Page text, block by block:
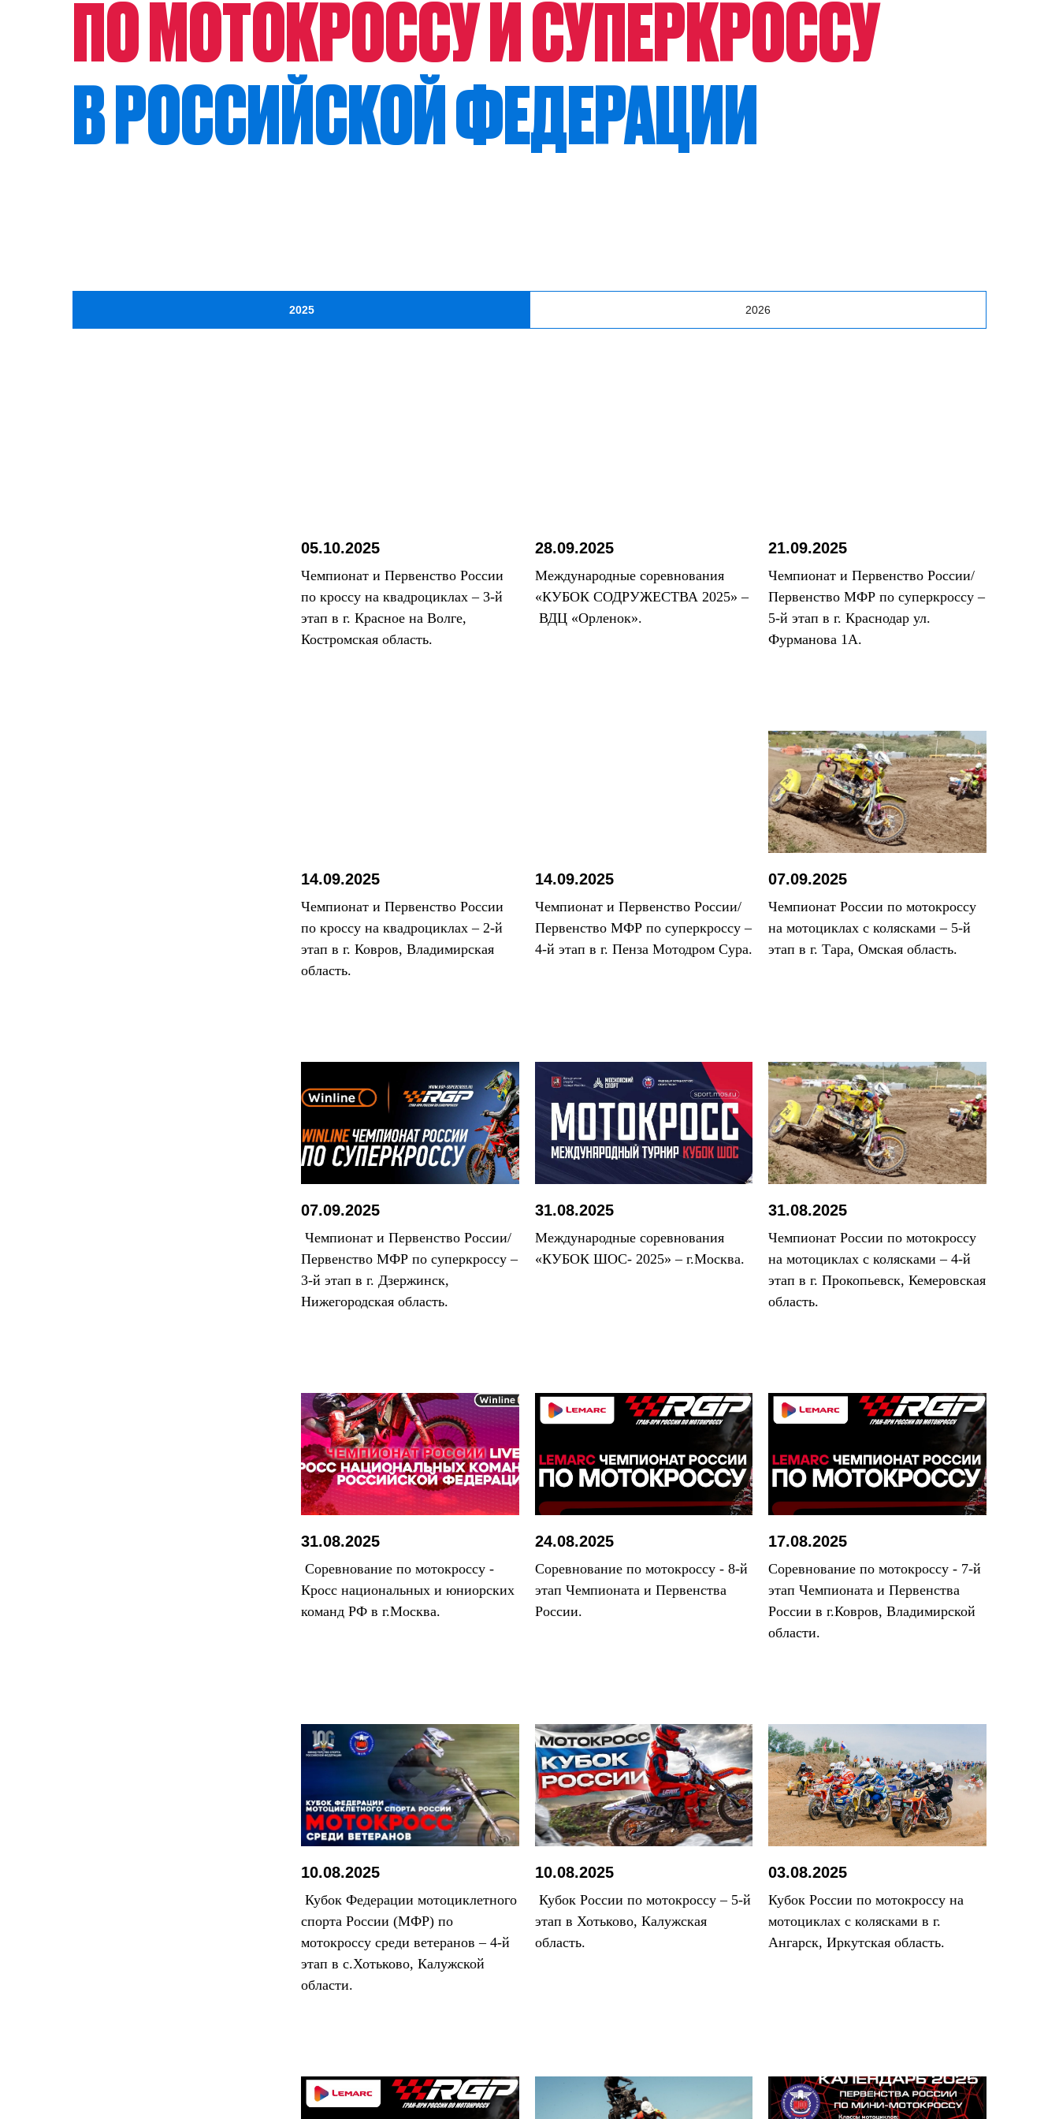
ПО МОТОКРОССУ И СУПЕРКРОССУ
В РОССИЙСКОЙ ФЕДЕРАЦИИ
2025 2026
05.10.2025
Чемпионат и Первенство России
по кроссу на квадроциклах – 3-й
этап в г. Красное на Волге,
Костромская область.
28.09.2025
Международные соревнования
«КУБОК СОДРУЖЕСТВА 2025» –
ВДЦ «Орленок».
21.09.2025
Чемпионат и Первенство России/
Первенство МФР по суперкроссу –
5-й этап в г. Краснодар ул.
Фурманова 1А.
14.09.2025
Чемпионат и Первенство России
по кроссу на квадроциклах – 2-й
этап в г. Ковров, Владимирская
область.
14.09.2025
Чемпионат и Первенство России/
Первенство МФР по суперкроссу –
4-й этап в г. Пенза Мотодром Сура.
07.09.2025
Чемпионат России по мотокроссу
на мотоциклах с колясками – 5-й
этап в г. Тара, Омская область.
07.09.2025
Чемпионат и Первенство России/
Первенство МФР по суперкроссу –
3-й этап в г. Дзержинск,
Нижегородская область.
31.08.2025
Международные соревнования
«КУБОК ШОС- 2025» – г.Москва.
31.08.2025
Чемпионат России по мотокроссу
на мотоциклах с колясками – 4-й
этап в г. Прокопьевск, Кемеровская
область.
31.08.2025
Соревнование по мотокроссу -
Кросс национальных и юниорских
команд РФ в г.Москва.
24.08.2025
Соревнование по мотокроссу - 8-й
этап Чемпионата и Первенства
России.
17.08.2025
Соревнование по мотокроссу - 7-й
этап Чемпионата и Первенства
России в г.Ковров, Владимирской
области.
10.08.2025
Кубок Федерации мотоциклетного
спорта России (МФР) по
мотокроссу среди ветеранов – 4-й
этап в с.Хотьково, Калужской
области.
10.08.2025
Кубок России по мотокроссу – 5-й
этап в Хотьково, Калужская
область.
03.08.2025
Кубок России по мотокроссу на
мотоциклах с колясками в г.
Ангарск, Иркутская область.